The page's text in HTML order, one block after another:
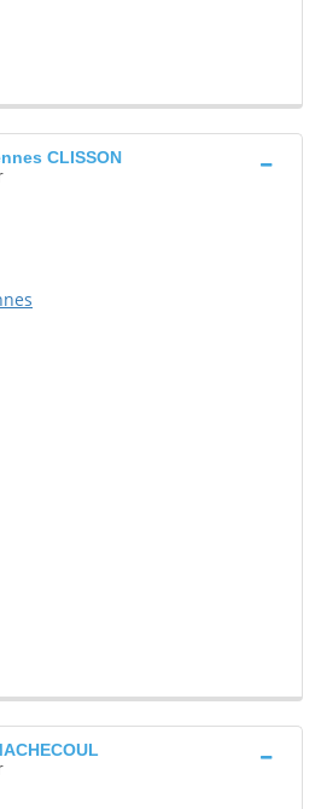
CLISSON